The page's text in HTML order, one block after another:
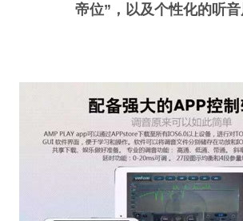
帝位”，以及个性化的听音